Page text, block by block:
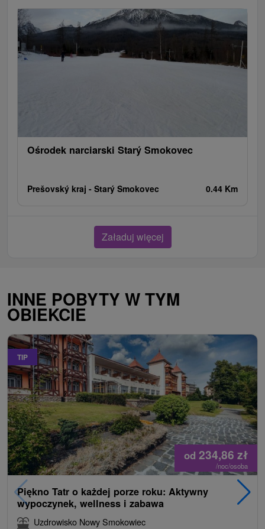
Ośrodek narciarski Starý Smokovec
Prešovský kraj - Starý Smokovec 0.44 Km
Załaduj więcej
INNE POBYTY W TYM
OBIEKCIE
TIP
od 234,86 zł
/noc/osoba
Piękno Tatr o każdej porze roku: Aktywny
wypoczynek, wellness i zabawa
Uzdrowisko Nowy Smokowiec